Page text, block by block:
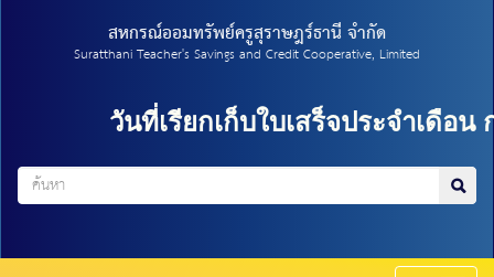
สหกรณ์ออมทรัพย์ครูสุราษฎร์ธานี จำกัด
Suratthani Teacher's Savings and Credit Cooperative, Limited
วันที่เรียกเก็บใบเสร็จประจำเดือน กรกฎ